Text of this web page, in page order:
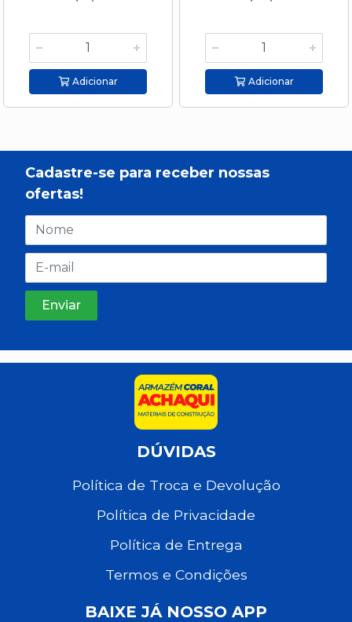
Adicionar Adicionar
Cadastre-se para receber nossas
ofertas!
DÚVIDAS
Política de Troca e Devolução
Política de Privacidade
Política de Entrega
Termos e Condições
BAIXE JÁ NOSSO APP